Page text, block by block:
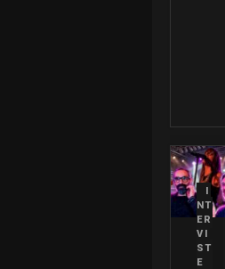
I
NT
ER
VI
ST
E